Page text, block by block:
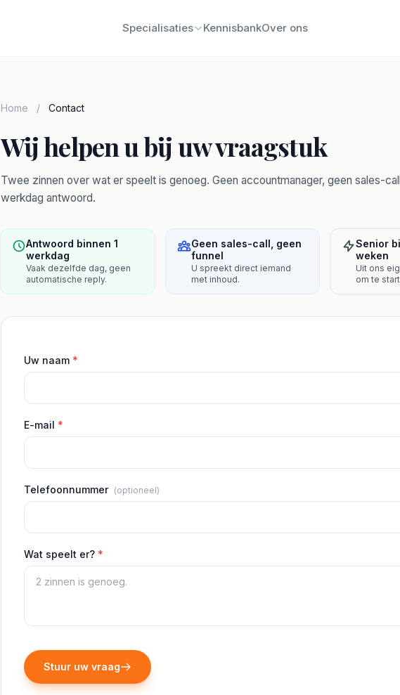
Specialisaties KennisbankOver ons
Home / Contact
Wij helpen u bij uw vraagstuk
Twee zinnen over wat er speelt is genoeg. Geen accountmanager, geen sales-
werkdag antwoord.
Antwoord binnen 1
werkdag
Vaak dezelfde dag, geen
automatische reply.
Geen sales-call, geen
funnel
U spreekt direct iemand
met inhoud.
Senior
weken
Uit ons
om te
Uw naam *
E-mail *
Telefoonnummer (optioneel)
Wat speelt er? *
Stuur uw vraag